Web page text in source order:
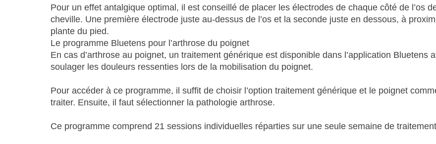
Pour un effet antalgique optimal, il est conseillé de placer les électrodes de chaque côté de l’os
cheville. Une première électrode juste au-dessus de l’os et la seconde juste en dessous, à
plante du pied.
Le programme Bluetens pour l’arthrose du poignet
En cas d’arthrose au poignet, un traitement générique est disponible dans l’application Bluetens
soulager les douleurs ressenties lors de la mobilisation du poignet.
Pour accéder à ce programme, il suffit de choisir l’option traitement générique et le poignet
traiter. Ensuite, il faut sélectionner la pathologie arthrose.
Ce programme comprend 21 sessions individuelles réparties sur une seule semaine de